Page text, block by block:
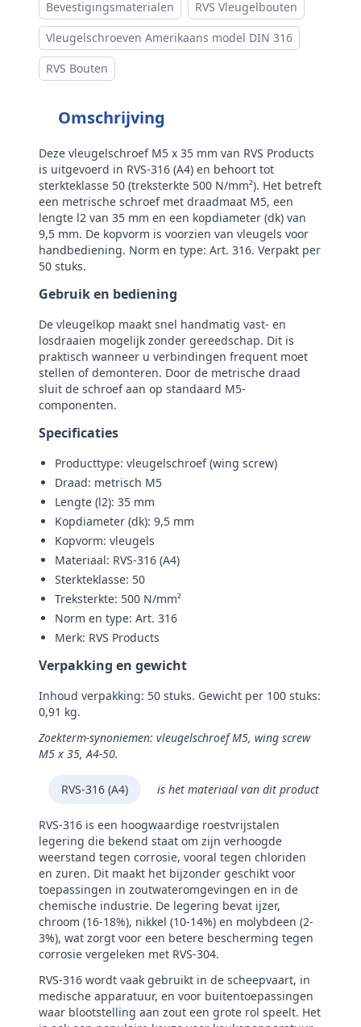
Bevestigingsmaterialen
RVS Vleugelbouten
Vleugelschroeven Amerikaans model DIN 316
RVS Bouten
Omschrijving
Deze vleugelschroef M5 x 35 mm van RVS Products
is uitgevoerd in RVS‑316 (A4) en behoort tot
sterkteklasse 50 (treksterkte 500 N/mm²). Het betreft
een metrische schroef met draadmaat M5, een
lengte l2 van 35 mm en een kopdiameter (dk) van
9,5 mm. De kopvorm is voorzien van vleugels voor
handbediening. Norm en type: Art. 316. Verpakt per
50 stuks.
Gebruik en bediening
De vleugelkop maakt snel handmatig vast- en
losdraaien mogelijk zonder gereedschap. Dit is
praktisch wanneer u verbindingen frequent moet
stellen of demonteren. Door de metrische draad
sluit de schroef aan op standaard M5-
componenten.
Specificaties
Producttype: vleugelschroef (wing screw)
Draad: metrisch M5
Lengte (l2): 35 mm
Kopdiameter (dk): 9,5 mm
Kopvorm: vleugels
Materiaal: RVS‑316 (A4)
Sterkteklasse: 50
Treksterkte: 500 N/mm²
Norm en type: Art. 316
Merk: RVS Products
Verpakking en gewicht
Inhoud verpakking: 50 stuks. Gewicht per 100 stuks:
0,91 kg.
Zoekterm-synoniemen: vleugelschroef M5, wing screw
M5 x 35, A4‑50.
RVS-316 (A4) is het materiaal van dit product
RVS-316 is een hoogwaardige roestvrijstalen
legering die bekend staat om zijn verhoogde
weerstand tegen corrosie, vooral tegen chloriden
en zuren. Dit maakt het bijzonder geschikt voor
toepassingen in zoutwateromgevingen en in de
chemische industrie. De legering bevat ijzer,
chroom (16-18%), nikkel (10-14%) en molybdeen (2-
3%), wat zorgt voor een betere bescherming tegen
corrosie vergeleken met RVS-304.
RVS-316 wordt vaak gebruikt in de scheepvaart, in
medische apparatuur, en voor buitentoepassingen
waar blootstelling aan zout een grote rol speelt. Het